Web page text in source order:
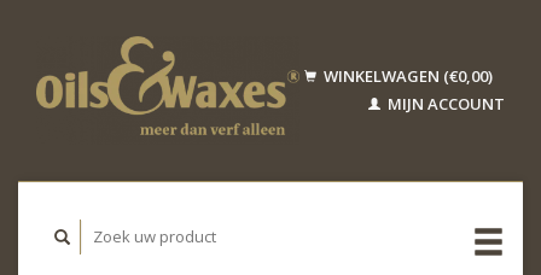
WINKELWAGEN (€0,00)
MIJN ACCOUNT